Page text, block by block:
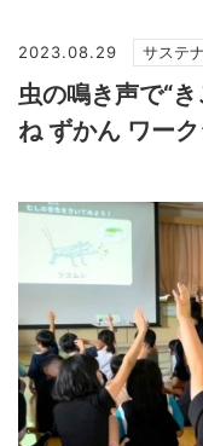
2023.08.29 サステ
虫の鳴き声で“
ね ずかん ワー